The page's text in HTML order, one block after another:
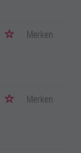
Merken
Merken